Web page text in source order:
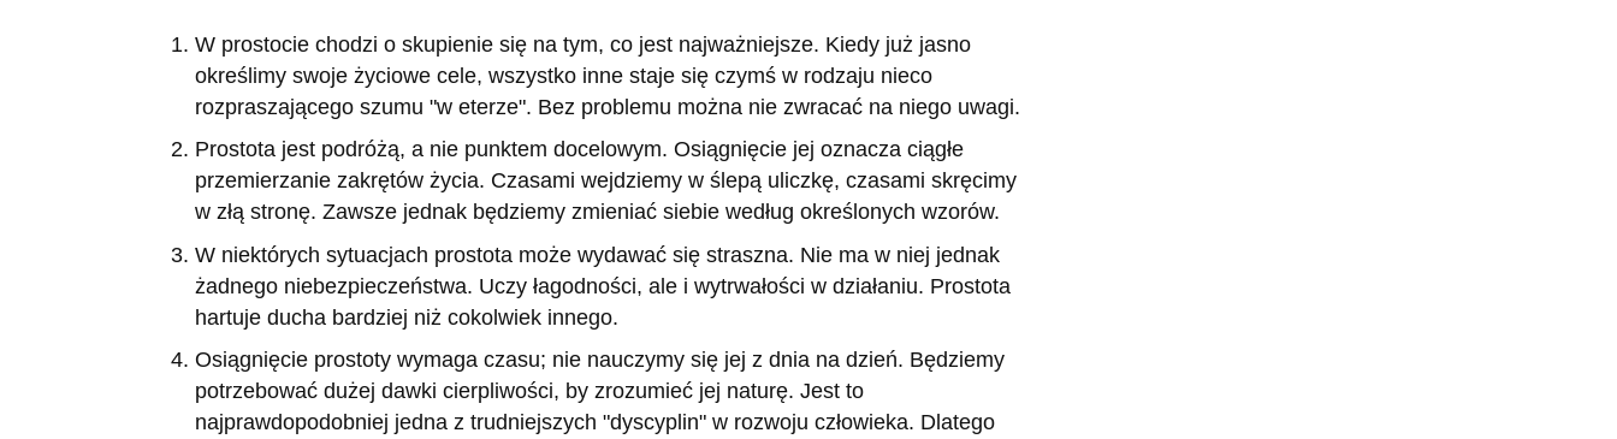
W prostocie chodzi o skupienie się na tym, co jest najważniejsze. Kiedy już jasno
określimy swoje życiowe cele, wszystko inne staje się czymś w rodzaju nieco
rozpraszającego szumu "w eterze". Bez problemu można nie zwracać na niego uwagi.
Prostota jest podróżą, a nie punktem docelowym. Osiągnięcie jej oznacza ciągłe
przemierzanie zakrętów życia. Czasami wejdziemy w ślepą uliczkę, czasami skręcimy
w złą stronę. Zawsze jednak będziemy zmieniać siebie według określonych wzorów.
W niektórych sytuacjach prostota może wydawać się straszna. Nie ma w niej jednak
żadnego niebezpieczeństwa. Uczy łagodności, ale i wytrwałości w działaniu. Prostota
hartuje ducha bardziej niż cokolwiek innego.
Osiągnięcie prostoty wymaga czasu; nie nauczymy się jej z dnia na dzień. Będziemy
potrzebować dużej dawki cierpliwości, by zrozumieć jej naturę. Jest to
najprawdopodobniej jedna z trudniejszych "dyscyplin" w rozwoju człowieka. Dlatego